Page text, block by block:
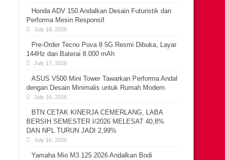
Honda ADV 150 Andalkan Desain Futuristik dan
Performa Mesin Responsif
July 18, 2026
Pre-Order Tecno Pova 8 5G Resmi Dibuka, Layar
144Hz dan Baterai 8.000 mAh
July 17, 2026
ASUS V500 Mini Tower Tawarkan Performa Andal
dengan Desain Minimalis untuk Rumah Modern
July 16, 2026
BTN CETAK KINERJA CEMERLANG, LABA
BERSIH SEMESTER I/2026 MELESAT 40,8%
DAN NPL TURUN JADI 2,99%
July 16, 2026
Yamaha Mio M3 125 2026 Andalkan Bodi